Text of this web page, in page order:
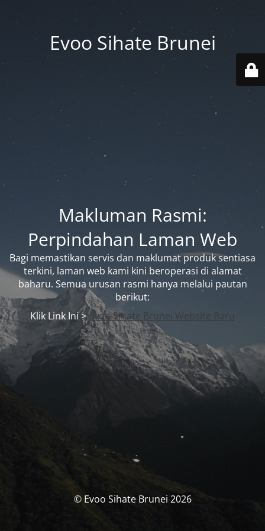
Evoo Sihate Brunei
Makluman Rasmi:
Perpindahan Laman Web
Bagi memastikan servis dan maklumat produk sentiasa
terkini, laman web kami kini beroperasi di alamat
baharu. Semua urusan rasmi hanya melalui pautan
berikut:
Klik Link Ini >Evoo Sihate Brunei Website Baru
© Evoo Sihate Brunei 2026